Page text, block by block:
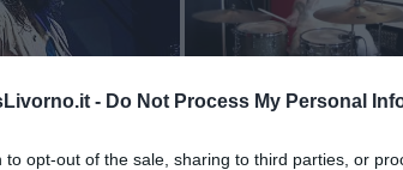
- Do Not Process My Personal
to opt-out of the sale, sharing to third parties, or